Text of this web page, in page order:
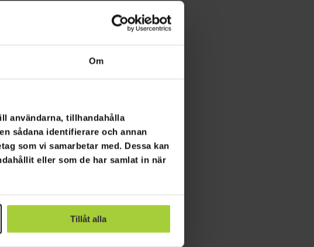
Om
användarna, tillhandahålla
sådana identifierare och annan
som vi samarbetar med. Dessa kan
eller som de har samlat in när
Tillåt alla